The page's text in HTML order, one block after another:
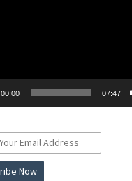
00:00 07:47